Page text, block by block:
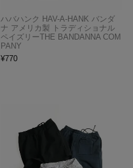
ハバハンク HAV-A-HANK バンダ
ナ アメリカ製 トラディショナル
ペイズリーTHE BANDANNA COM
PANY
¥770